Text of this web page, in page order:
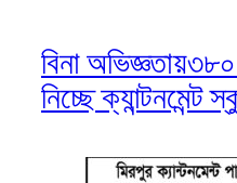
বিনা
নিচ্ছে ক্যান্টনমেন্ট